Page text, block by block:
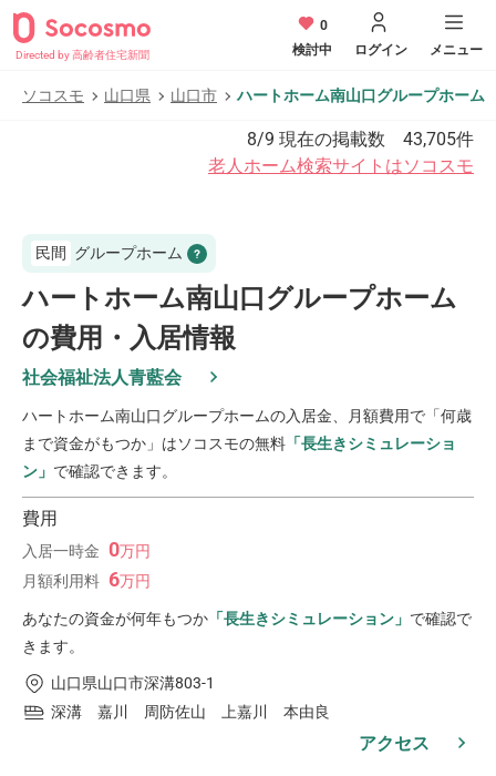
Directed by 高齢者住宅新聞
0
検討中
ログイン メニュー
ソコスモ 山口県 山口市 ハートホーム南山口グループホーム
8/9 現在の掲載数 43,705件
老人ホーム検索サイトはソコスモ
民間 グループホーム
ハートホーム南山口グループホーム
の費用・入居情報
社会福祉法人青藍会
ハートホーム南山口グループホームの入居金、月額費用で「何歳
まで資金がもつか」はソコスモの無料 「長生きシミュレーショ
ン」 で確認できます。
費用
入居一時金 0万円
月額利用料 6万円
あなたの資金が何年もつか 「長生きシミュレーション」 で確認で
きます。
山口県山口市深溝803-1
深溝 嘉川 周防佐山 上嘉川 本由良
アクセス